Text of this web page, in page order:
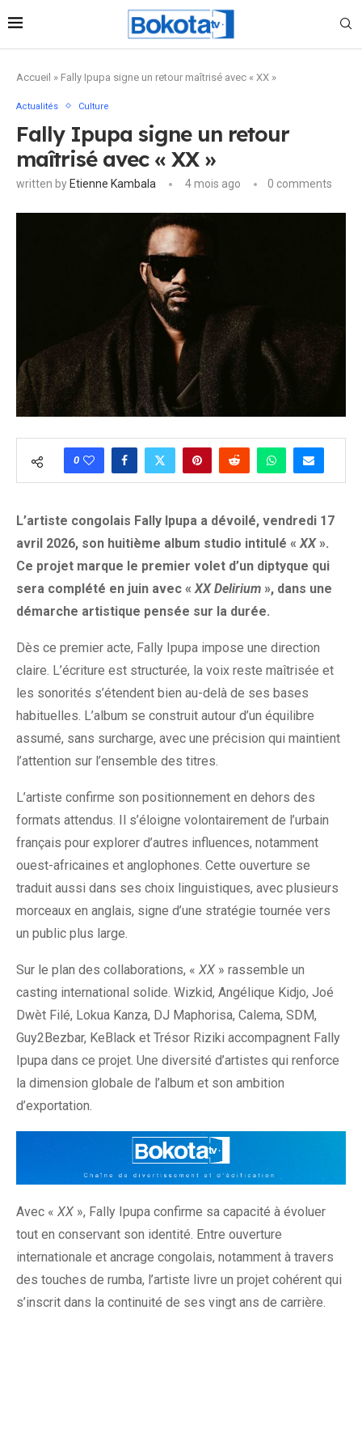
Accueil » Fally Ipupa signe un retour maîtrisé avec « XX »
Actualités Culture
Fally Ipupa signe un retour
maîtrisé avec « XX »
written by Etienne Kambala 4 mois ago 0 comments
0
L’artiste congolais Fally Ipupa a dévoilé, vendredi 17
avril 2026, son huitième album studio intitulé « XX».
Ce projet marque le premier volet d’un diptyque qui
sera complété en juin avec « XX Delirium », dans une
démarche artistique pensée sur la durée.
Dès ce premier acte, Fally Ipupa impose une direction
claire. L’écriture est structurée, la voix reste maîtrisée et
les sonorités s’étendent bien au-delà de ses bases
habituelles. L’album se construit autour d’un équilibre
assumé, sans surcharge, avec une précision qui maintient
l’attention sur l’ensemble des titres.
L’artiste confirme son positionnement en dehors des
formats attendus. Il s’éloigne volontairement de l’urbain
français pour explorer d’autres influences, notamment
ouest-africaines et anglophones. Cette ouverture se
traduit aussi dans ses choix linguistiques, avec plusieurs
morceaux en anglais, signe d’une stratégie tournée vers
un public plus large.
Sur le plan des collaborations, « XX » rassemble un
casting international solide. Wizkid, Angélique Kidjo, Joé
Dwèt Filé, Lokua Kanza, DJ Maphorisa, Calema, SDM,
Guy2Bezbar, KeBlack et Trésor Riziki accompagnent Fally
Ipupa dans ce projet. Une diversité d’artistes qui renforce
la dimension globale de l’album et son ambition
d’exportation.
Avec « XX », Fally Ipupa confirme sa capacité à évoluer
tout en conservant son identité. Entre ouverture
internationale et ancrage congolais, notamment à travers
des touches de rumba, l’artiste livre un projet cohérent qui
s’inscrit dans la continuité de ses vingt ans de carrière.